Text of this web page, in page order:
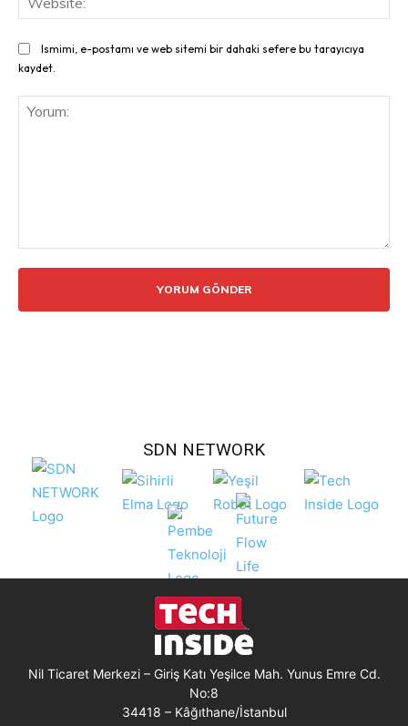
Ismimi, e-postamı ve web sitemi bir dahaki sefere bu tarayıcıya
kaydet.
SDN NETWORK
Nil Ticaret Merkezi – Giriş Katı Yeşilce Mah. Yunus Emre Cd.
No:8
34418 – Kâğıthane/İstanbul